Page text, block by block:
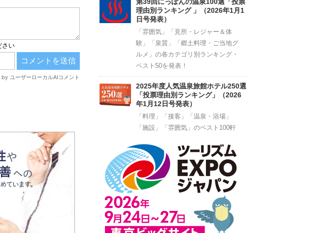
第39回にっぽんの温泉100選「投票
理由別ランキング 」（2026年1月1
日号発表）
「雰囲気」「見所・レジャー＆体
験」「泉質」「郷土料理・ご当地グ
ルメ」の各カテゴリ別ランキング・
ベスト50を発表！
2025年度人気温泉旅館ホテル250選
「投票理由別ランキング」（2026
年1月12日号発表）
「料理」「接客」「温泉・浴場」
「施設」「雰囲気」のベスト100軒